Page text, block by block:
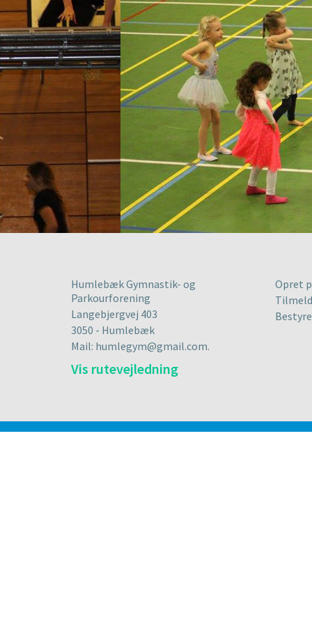
Humlebæk Gymnastik- og
Parkourforening
Langebjergvej 403
3050 - Humlebæk
Mail: humlegym@gmail.com.
Vis rutevejledning
Opret